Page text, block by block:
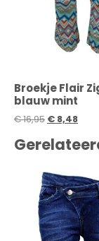
Broekje Flair
blauw mint
€16,95 € 8,48